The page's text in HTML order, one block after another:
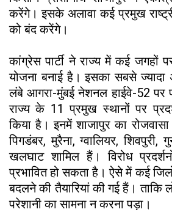
करेंगे। इसके अलावा कई प्रमुख
को बंद करेंगे।
कांग्रेस पार्टी ने राज्य में कई जगहों
योजना बनाई है। इसका सबसे
लंबे आगरा-मुंबई नेशनल हाईवे-52 पर
राज्य के 11 प्रमुख स्थानों पर
किया है। इनमें शाजापुर का रोजवासा
पिगडंबर, मुरैना, ग्वालियर,
खलघाट शामिल हैं। विरोध
प्रभावित हो सकता है। ऐसे में कई
बदलने की तैयारियां की गई हैं। ताकि
परेशानी का सामना न करना पड़ा।